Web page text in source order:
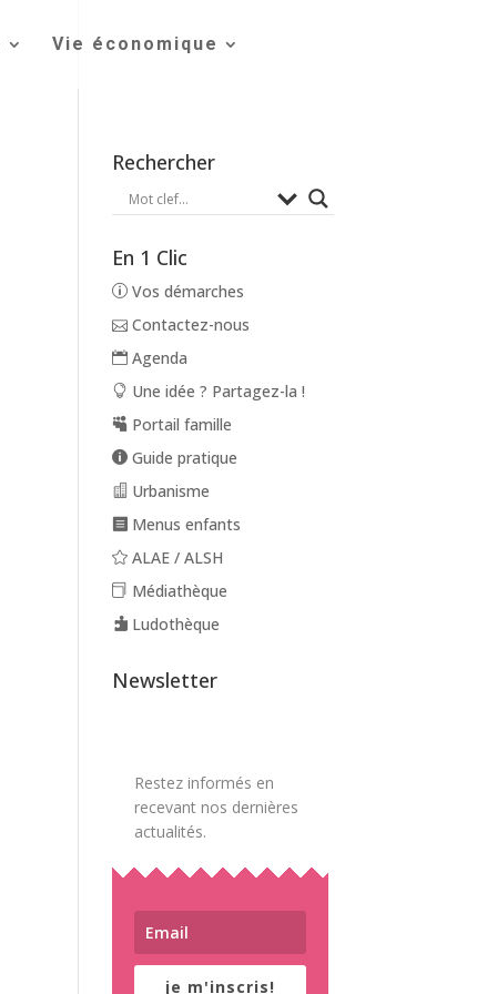
Vie économique
Rechercher
En 1 Clic
Vos démarches
Contactez-nous
Agenda
Une idée ? Partagez-la !
Portail famille
Guide pratique
Urbanisme
Menus enfants
ALAE / ALSH
Médiathèque
Ludothèque
Newsletter
Restez informés en
recevant nos dernières
actualités.
je m'inscris!